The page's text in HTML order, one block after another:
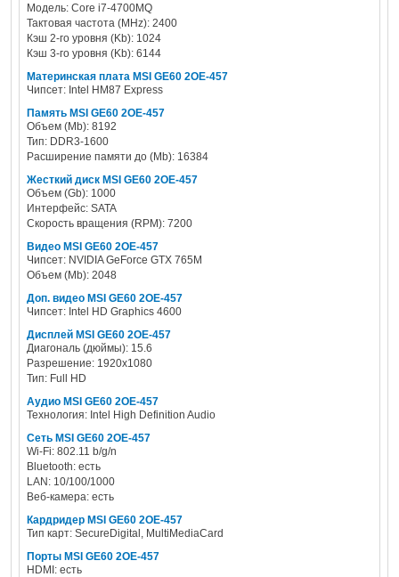
Модель: Core i7-4700MQ
Тактовая частота (MHz): 2400
Кэш 2-го уровня (Kb): 1024
Кэш 3-го уровня (Kb): 6144
Материнская плата MSI GE60 2OE-457
Чипсет: Intel HM87 Express
Память MSI GE60 2OE-457
Объем (Mb): 8192
Тип: DDR3-1600
Расширение памяти до (Mb): 16384
Жесткий диск MSI GE60 2OE-457
Объем (Gb): 1000
Интерфейс: SATA
Скорость вращения (RPM): 7200
Видео MSI GE60 2OE-457
Чипсет: NVIDIA GeForce GTX 765M
Объем (Mb): 2048
Доп. видео MSI GE60 2OE-457
Чипсет: Intel HD Graphics 4600
Дисплей MSI GE60 2OE-457
Диагональ (дюймы): 15.6
Разрешение: 1920x1080
Тип: Full HD
Аудио MSI GE60 2OE-457
Технология: Intel High Definition Audio
Сеть MSI GE60 2OE-457
Wi-Fi: 802.11 b/g/n
Bluetooth: есть
LAN: 10/100/1000
Веб-камера: есть
Кардридер MSI GE60 2OE-457
Тип карт: SecureDigital, MultiMediaCard
Порты MSI GE60 2OE-457
HDMI: есть